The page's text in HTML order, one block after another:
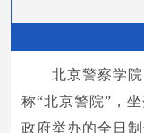
北京警察学
称“北京警院”，
政府举办的全日